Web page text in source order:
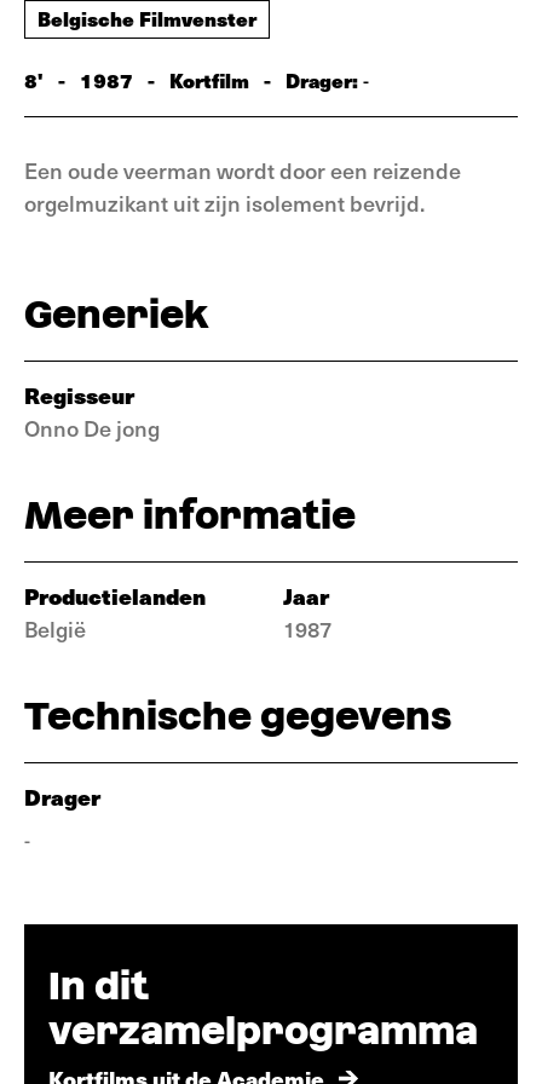
Belgische Filmvenster
8' - 1987 - Kortfilm - Drager:-
Een oude veerman wordt door een reizende
orgelmuzikant uit zijn isolement bevrijd.
Generiek
Regisseur
Onno De jong
Meer informatie
Productielanden
België
Jaar
1987
Technische gegevens
Drager
-
In dit
verzamelprogramma